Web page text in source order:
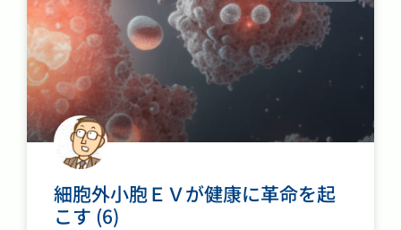
細胞外小胞ＥＶが健康に革命を起
こす (6)